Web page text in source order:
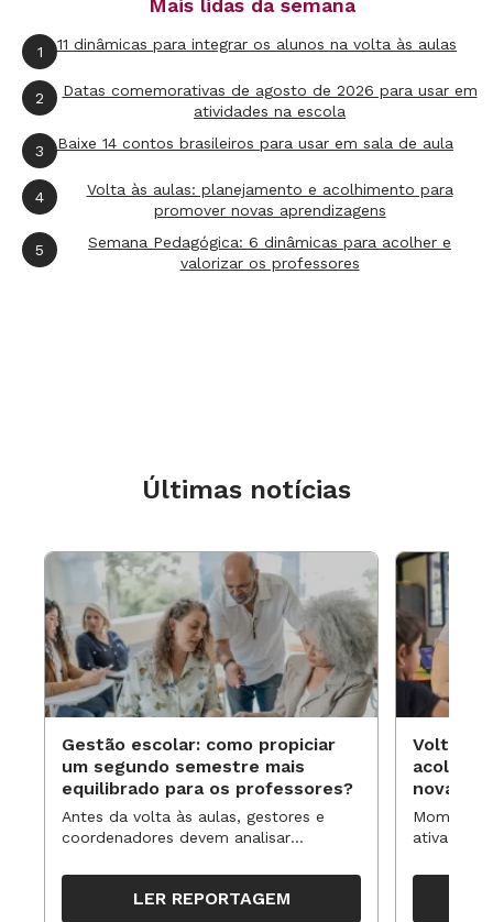
Mais lidas da semana
1 11 dinâmicas para integrar os alunos na volta às aulas
2
Datas comemorativas de agosto de 2026 para usar em
atividades na escola
3 Baixe 14 contos brasileiros para usar em sala de aula
4
Volta às aulas: planejamento e acolhimento para
promover novas aprendizagens
5
Semana Pedagógica: 6 dinâmicas para acolher e
valorizar os professores
Últimas notícias
Gestão escolar: como propiciar
um segundo semestre mais
equilibrado para os professores?
Antes da volta às aulas, gestores e
coordenadores devem analisar
organizar ações para orientar o
trabalho pedagógico ao longo do
LER REPORTAGEM
Volta às
novas
ativa
propostas